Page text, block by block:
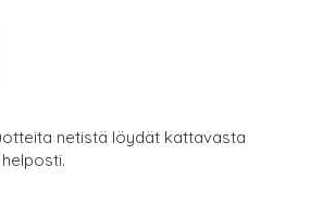
netistä löydät kattavasta